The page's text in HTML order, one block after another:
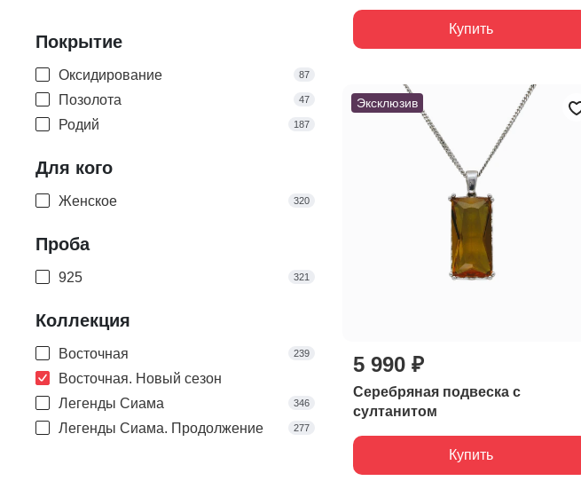
Серый
Синий
Фиолетовый
Чёрный
Покрытие
Оксидирование 87
Позолота 47
Родий 187
Для кого
Женское 320
Проба
925 321
Коллекция
Восточная 239
Восточная. Новый сезон
Легенды Сиама
346
Легенды Сиама. Продолжение 277
Купить
Эксклюзив
5 990 ₽
Серебряная подвеска с
султанитом
Купить